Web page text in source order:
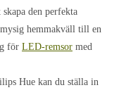
den perfekta
hemmakväll till en
för LED-remsor med
Hue kan du ställa in